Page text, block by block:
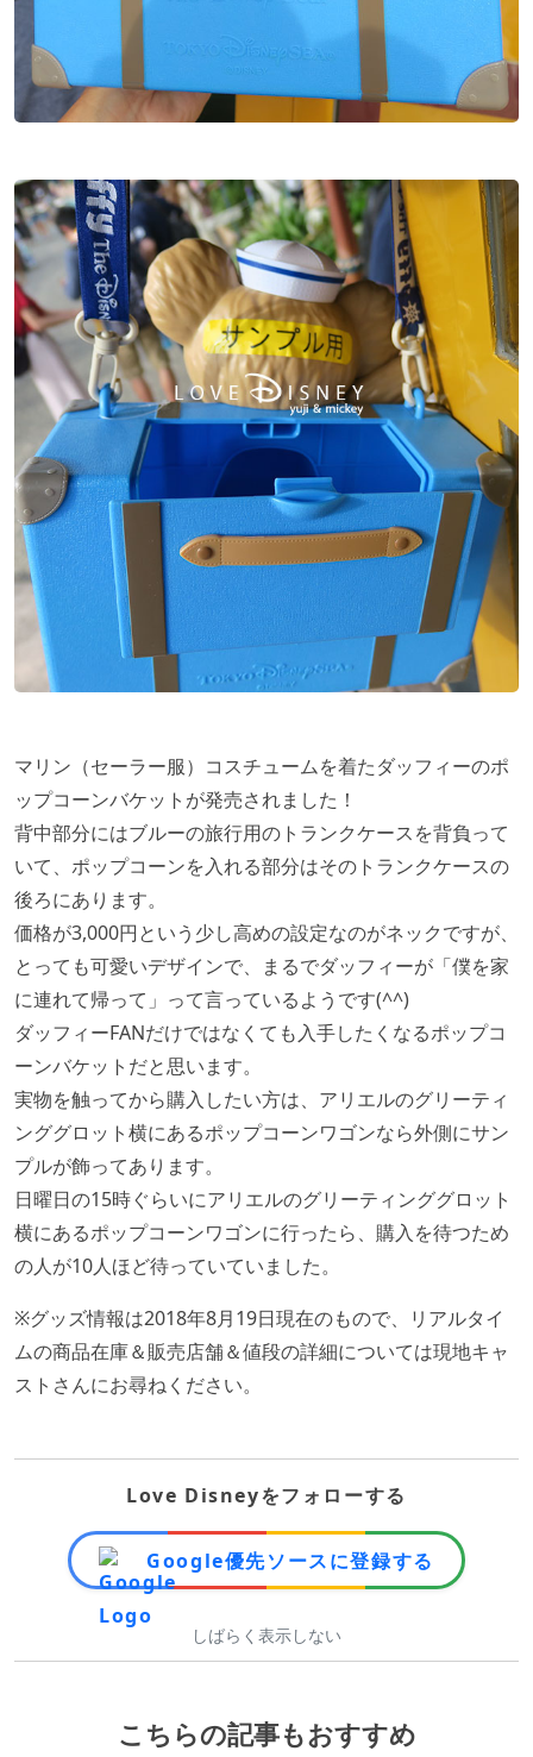
マリン（セーラー服）コスチュームを着たダッフィーのポ
ップコーンバケットが発売されました！
背中部分にはブルーの旅行用のトランクケースを背負って
いて、ポップコーンを入れる部分はそのトランクケースの
後ろにあります。
価格が3,000円という少し高めの設定なのがネックですが、
とっても可愛いデザインで、まるでダッフィーが「僕を家
に連れて帰って」って言っているようです(^^)
ダッフィーFANだけではなくても入手したくなるポップコ
ーンバケットだと思います。
実物を触ってから購入したい方は、アリエルのグリーティ
ンググロット横にあるポップコーンワゴンなら外側にサン
プルが飾ってあります。
日曜日の15時ぐらいにアリエルのグリーティンググロット
横にあるポップコーンワゴンに行ったら、購入を待つため
の人が10人ほど待っていていました。
※グッズ情報は2018年8月19日現在のもので、リアルタイ
ムの商品在庫＆販売店舗＆値段の詳細については現地キャ
ストさんにお尋ねください。
Love Disneyをフォローする
Google優先ソースに登録する
しばらく表示しない
こちらの記事もおすすめ